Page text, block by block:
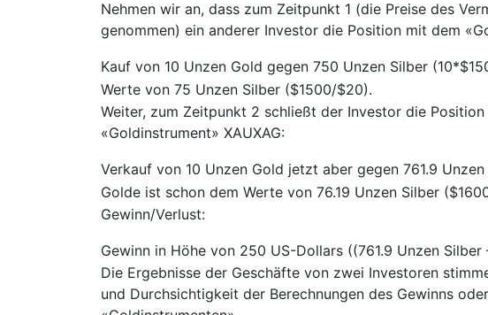
Nehmen wir an, dass zum Zeitpunkt 1 (die Preise des
genommen) ein anderer Investor die Position mit dem
Kauf von 10 Unzen Gold gegen 750 Unzen Silber
Werte von 75 Unzen Silber ($1500/$20).
Weiter, zum Zeitpunkt 2 schließt der Investor die
«Goldinstrument» XAUXAG:
Verkauf von 10 Unzen Gold jetzt aber gegen 761.9
Golde ist schon dem Werte von 76.19 Unzen Silber
Gewinn/Verlust:
Gewinn in Höhe von 250 US-Dollars ((761.9 Unzen
Die Ergebnisse der Geschäfte von zwei Investoren
und Durchsichtigkeit der Berechnungen des Gewinns